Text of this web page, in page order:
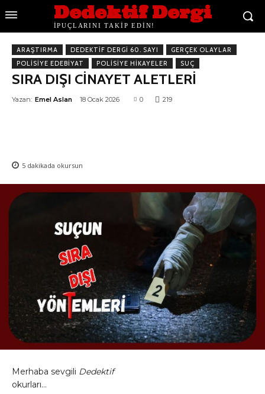
Dedektif Dergi
İPUÇLARINI TAKİP EDİN!
ARAŞTIRMA DEDEKTIF DERGI 60. SAYI
GERÇEK OLAYLAR
POLISIYE EDEBIYAT
POLISIYE HIKAYELER SUÇ
SIRA DIŞI CİNAYET ALETLERİ
Yazan: Emel Aslan 18 Ocak 2026 0 219
5 dakikada okursun
Merhaba sevgili Dedektif
okurları…